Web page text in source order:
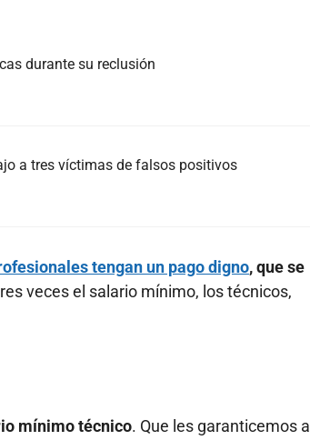
durante su reclusión
a tres víctimas de falsos positivos
tengan un pago digno, que se
veces el salario mínimo, los técnicos,
mínimo técnico. Que les garanticemos a